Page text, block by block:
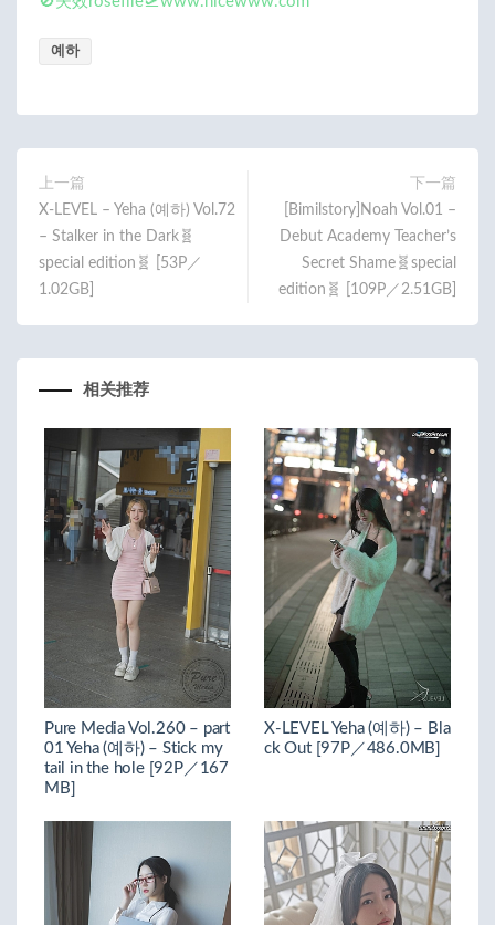
예하
上一篇
X-LEVEL – Yeha (예하) Vol.72
– Stalker in the Dark🧬
special edition🧬 [53P／
1.02GB]
下一篇
[Bimilstory]Noah Vol.01 –
Debut Academy Teacher’s
Secret Shame🧬special
edition🧬 [109P／2.51GB]
相关推荐
Pure Media Vol.260 – part
01 Yeha (예하) – Stick my
tail in the hole [92P／167
MB]
X-LEVEL Yeha (예하) – Bla
ck Out [97P／486.0MB]